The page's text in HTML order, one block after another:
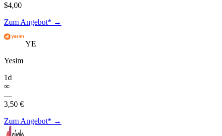
$4,00
Zum Angebot* →
YE
Yesim
1d
∞
—
3,50 €
Zum Angebot* →